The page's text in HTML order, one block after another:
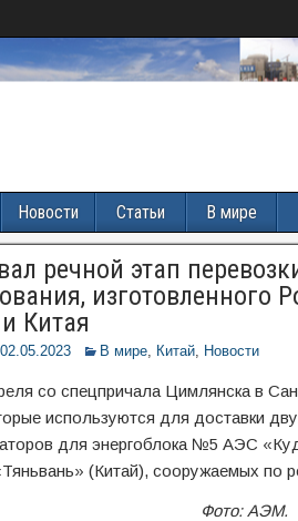
Новости Статьи В мире
речной этап
изготовленного
Китая
02.05.2023 В мире, Китай, Новости
со спецпричала Цимлянска в
используются для доставки
для энергоблока №5 АЭС
(Китай), сооружаемых по
Фото: АЭМ.